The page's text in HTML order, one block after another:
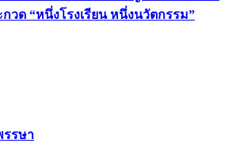
วด “หนึ่งโรงเรียน หนึ่งนวัตกรรม”
รรษา